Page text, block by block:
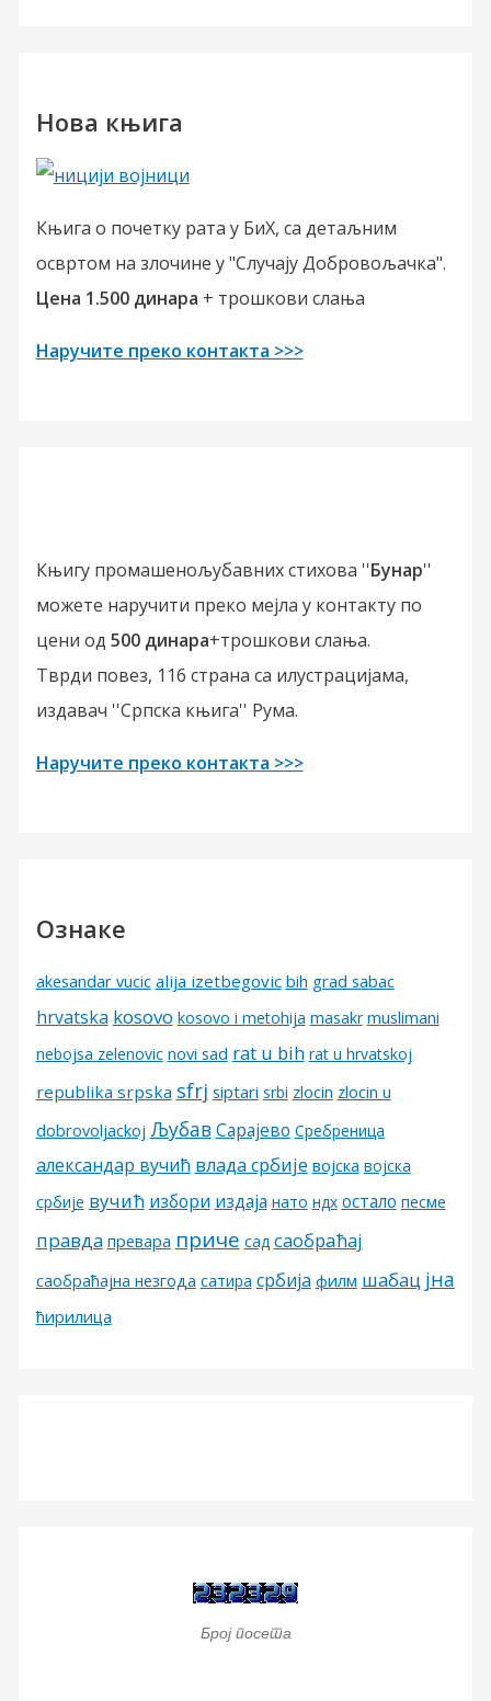
Нова књига
Књига о почетку рата у БиХ, са детаљним
освртом на злочине у "Случају Добровољачка".
Цена 1.500 динара + трошкови слања
Наручите преко контакта >>>
Књигу промашенољубавних стихова ''Бунар''
можете наручити преко мејла у контакту по
цени од 500 динара+трошкови слања.
Тврди повез, 116 страна са илустрацијама,
издавач ''Српска књига'' Рума.
Наручите преко контакта >>>
Ознаке
akesandar vucic alija izetbegovic bih grad sabac
hrvatska kosovo kosovo i metohija masakr muslimani
nebojsa zelenovic novi sad rat u bih rat u hrvatskoj
republika srpska sfrj siptari srbi zlocin zlocin u
dobrovoljackoj Љубав Сарајево Сребреница
александар вучић влада србије војска војска
србије вучић избори издаја нато ндх остало песме
правда превара приче сад саобраћај
саобраћајна незгода сатира србија филм шабац јна
ћирилица
Број посета